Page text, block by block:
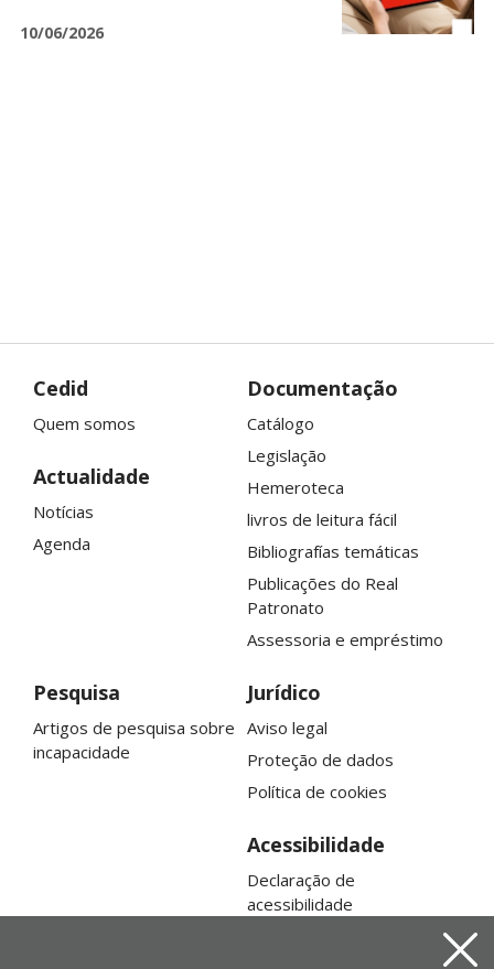
10/06/2026
Cedid
Quem somos
Actualidade
Notícias
Agenda
Documentação
Catálogo
Legislação
Hemeroteca
livros de leitura fácil
Bibliografías temáticas
Publicações do Real
Patronato
Assessoria e empréstimo
Pesquisa
Artigos de pesquisa sobre
incapacidade
Jurídico
Aviso legal
Proteção de dados
Política de cookies
Acessibilidade
Declaração de
acessibilidade